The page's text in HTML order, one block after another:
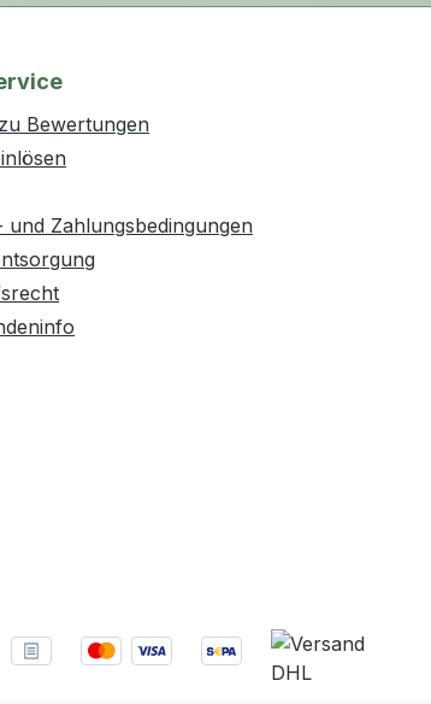
Bewertungen
und Zahlungsbedingungen